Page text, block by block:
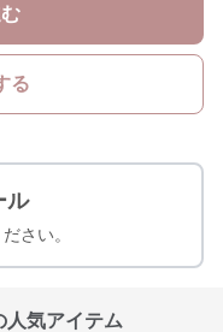
る
ル
さい。
人気アイテム